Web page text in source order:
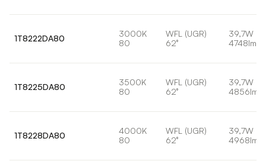
1T8222DA80
3000K
80
WFL (UGR)
62°
39,7W
4748lm
1T8225DA80
3500K
80
WFL (UGR)
62°
39,7W
4856lm
1T8228DA80
4000K
80
WFL (UGR)
62°
39,7W
4968lm